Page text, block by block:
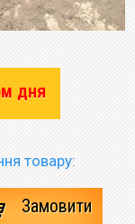
дня
товару:
Замовити